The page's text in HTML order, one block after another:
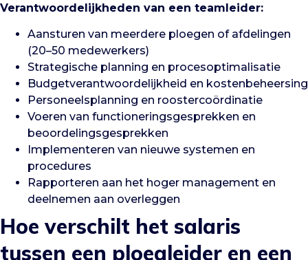
Verantwoordelijkheden van een teamleider:
Aansturen van meerdere ploegen of afdelingen
(20–50 medewerkers)
Strategische planning en procesoptimalisatie
Budgetverantwoordelijkheid en kostenbeheersing
Personeelsplanning en roostercoördinatie
Voeren van functioneringsgesprekken en
beoordelingsgesprekken
Implementeren van nieuwe systemen en
procedures
Rapporteren aan het hoger management en
deelnemen aan overleggen
Hoe verschilt het salaris
tussen een ploegleider en een